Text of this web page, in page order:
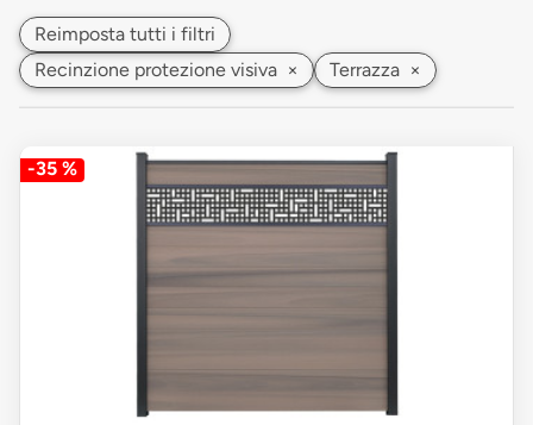
Reimposta tutti i filtri
Recinzione protezione visiva × Terrazza ×
-35 %